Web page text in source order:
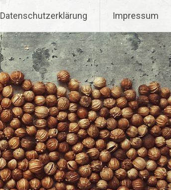
Datenschutzerklärung Impressum